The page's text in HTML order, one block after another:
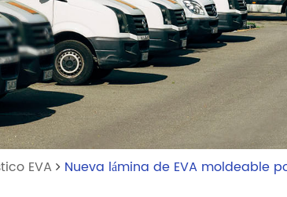
EVA
Nueva lámina de EVA moldeable